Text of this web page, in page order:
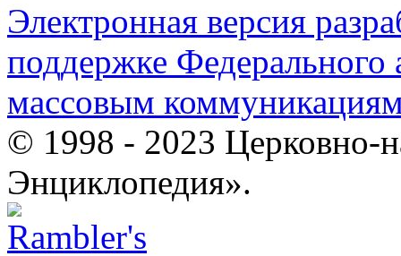
Электронная версия
поддержке Федерального
массовым
© 1998 - 2023 Церковно-
Энциклопедия».